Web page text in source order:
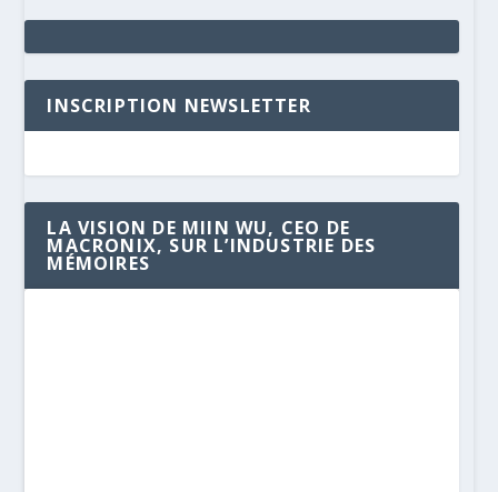
INSCRIPTION NEWSLETTER
LA VISION DE MIIN WU, CEO DE
MACRONIX, SUR L’INDUSTRIE DES
MÉMOIRES